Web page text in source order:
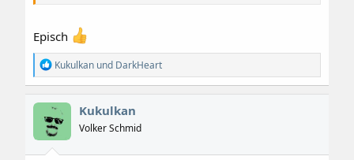
Episch
R
e
a
k
t
i
o
n
Kukulkan und DarkHeart
Kukulkan
Volker Schmid